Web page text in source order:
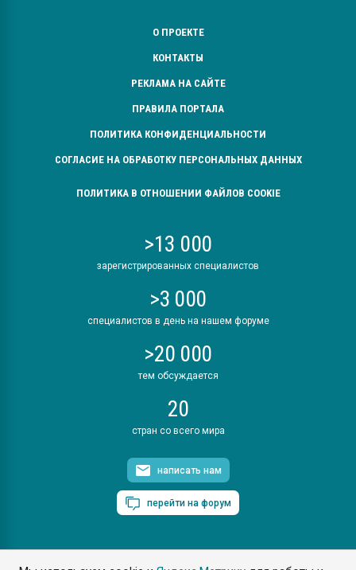
О ПРОЕКТЕ
КОНТАКТЫ
РЕКЛАМА НА САЙТЕ
ПРАВИЛА ПОРТАЛА
ПОЛИТИКА КОНФИДЕНЦИАЛЬНОСТИ
СОГЛАСИЕ НА ОБРАБОТКУ ПЕРСОНАЛЬНЫХ ДАННЫХ
ПОЛИТИКА В ОТНОШЕНИИ ФАЙЛОВ COOKIE
>13 000
зарегистрированных специалистов
>3 000
специалистов в день на нашем форуме
>20 000
тем обсуждается
20
стран со всего мира
написать нам
перейти на форум